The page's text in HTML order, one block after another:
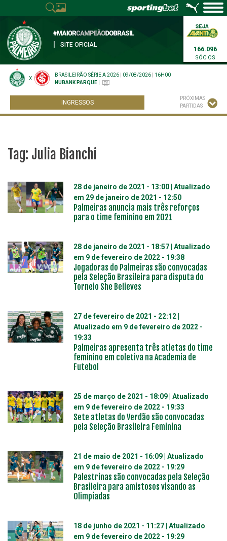
SITE OFICIAL
166.096
SÓCIOS
X
BRASILEIRÃO SÉRIE A 2026 09/08/2026
16H00
NUBANK PARQUE
INGRESSOS
PRÓXIMAS
PARTIDAS
Tag: Julia Bianchi
28 de janeiro de 2021 - 13:00 | Atualizado
em 29 de janeiro de 2021 - 12:50
Palmeiras anuncia mais três reforços
para o time feminino em 2021
28 de janeiro de 2021 - 18:57 | Atualizado
em 9 de fevereiro de 2022 - 19:38
Jogadoras do Palmeiras são convocadas
pela Seleção Brasileira para disputa do
Torneio She Believes
27 de fevereiro de 2021 - 22:12
Atualizado em 9 de fevereiro de 2022 -
19:33
Palmeiras apresenta três atletas do time
feminino em coletiva na Academia de
Futebol
25 de março de 2021 - 18:09 | Atualizado
em 9 de fevereiro de 2022 - 19:33
Sete atletas do Verdão são convocadas
pela Seleção Brasileira Feminina
21 de maio de 2021 - 16:09 | Atualizado
em 9 de fevereiro de 2022 - 19:29
Palestrinas são convocadas pela Seleção
Brasileira para amistosos visando as
Olimpíadas
18 de junho de 2021 - 11:27 | Atualizado
em 9 de fevereiro de 2022 - 19:29